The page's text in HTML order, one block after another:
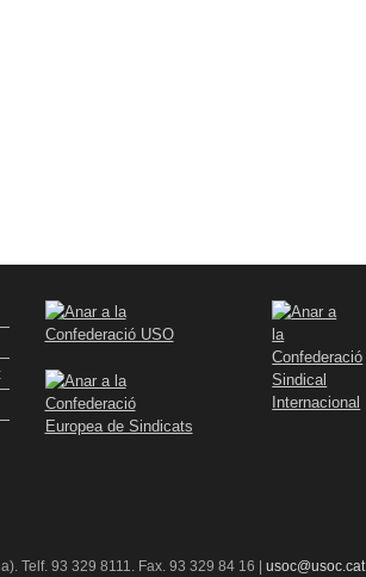
Telf. 93 329 8111. Fax. 93 329 84 16 | usoc@usoc.cat